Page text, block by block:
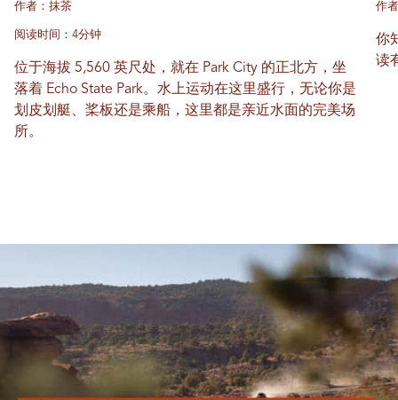
作者：抹茶
阅读时间：4分钟
位于海拔 5,560 英尺处，就在 Park City 的正北方，坐
落着 Echo State Park。水上运动在这里盛行，无论你是
划皮划艇、桨板还是乘船，这里都是亲近水面的完美场
所。
作
你
读